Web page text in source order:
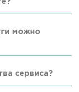
можно
сервиса?